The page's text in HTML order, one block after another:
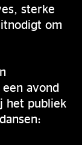
sterke
om
avond
het publiek